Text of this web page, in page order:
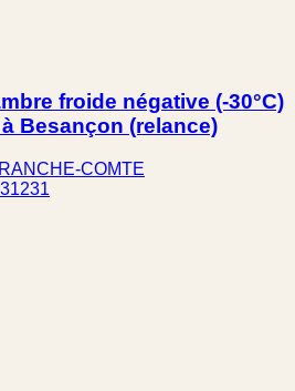
froide négative (-30°C)
Besançon (relance)
COMTE